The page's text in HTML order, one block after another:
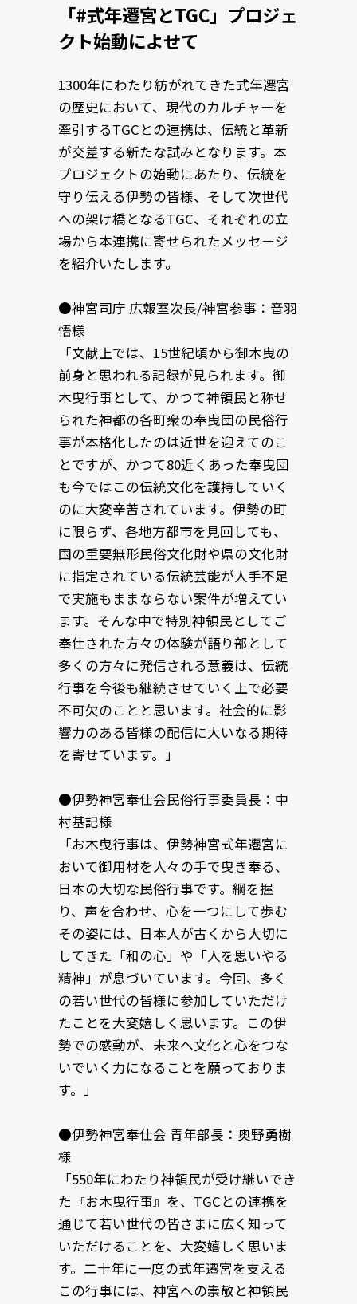
「#式年遷宮とTGC」プロジェ
クト始動によせて
1300年にわたり紡がれてきた式年遷宮
の歴史において、現代のカルチャーを
牽引するTGCとの連携は、伝統と革新
が交差する新たな試みとなります。本
プロジェクトの始動にあたり、伝統を
守り伝える伊勢の皆様、そして次世代
への架け橋となるTGC、それぞれの立
場から本連携に寄せられたメッセージ
を紹介いたします。
●神宮司庁 広報室次長/神宮参事：音羽
悟様
「文献上では、15世紀頃から御木曳の
前身と思われる記録が見られます。御
木曳行事として、かつて神領民と称せ
られた神都の各町衆の奉曳団の民俗行
事が本格化したのは近世を迎えてのこ
とですが、かつて80近くあった奉曳団
も今ではこの伝統文化を護持していく
のに大変辛苦されています。伊勢の町
に限らず、各地方都市を見回しても、
国の重要無形民俗文化財や県の文化財
に指定されている伝統芸能が人手不足
で実施もままならない案件が増えてい
ます。そんな中で特別神領民としてご
奉仕された方々の体験が語り部として
多くの方々に発信される意義は、伝統
行事を今後も継続させていく上で必要
不可欠のことと思います。社会的に影
響力のある皆様の配信に大いなる期待
を寄せています。」
●伊勢神宮奉仕会民俗行事委員長：中
村基記様
「お木曳行事は、伊勢神宮式年遷宮に
おいて御用材を人々の手で曳き奉る、
日本の大切な民俗行事です。綱を握
り、声を合わせ、心を一つにして歩む
その姿には、日本人が古くから大切に
してきた「和の心」や「人を思いやる
精神」が息づいています。今回、多く
の若い世代の皆様に参加していただけ
たことを大変嬉しく思います。この伊
勢での感動が、未来へ文化と心をつな
いでいく力になることを願っておりま
す。」
●伊勢神宮奉仕会 青年部長：奥野勇樹
様
「550年にわたり神領民が受け継いでき
た『お木曳行事』を、TGCとの連携を
通じて若い世代の皆さまに広く知って
いただけることを、大変嬉しく思いま
す。二十年に一度の式年遷宮を支える
この行事には、神宮への崇敬と神領民